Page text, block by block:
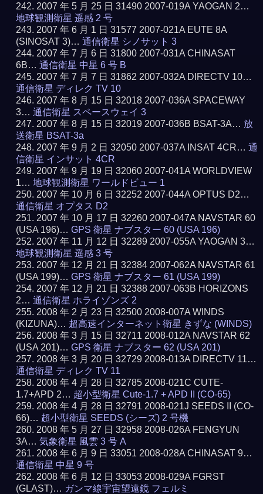
2007 年 5 月 25 日 31490 2007-019A YAOGAN 2…
地球観測衛星 遥感 2 号
2007 年 6 月 1 日 31577 2007-021A EUTE 8A
(SINOSAT 3)…通信衛星 シノサット 3
2007 年 7 月 6 日 31800 2007-031A CHINASAT
6B…通信衛星 中星 6 号 B
2007 年 7 月 7 日 31862 2007-032A DIRECTV 10…
通信衛星 ディレク TV 10
2007 年 8 月 15 日 32018 2007-036A SPACEWAY
3…通信衛星 スペースウェイ 3
2007 年 8 月 15 日 32019 2007-036B BSAT-3A… 放
送衛星 BSAT-3a
2007 年 9 月 2 日 32050 2007-037A INSAT 4CR…通
信衛星 インサット 4CR
2007 年 9 月 19 日 32060 2007-041A WORLDVIEW
1…地球観測衛星 ワールドビュー 1
2007 年 10 月 6 日 32252 2007-044A OPTUS D2…
通信衛星 オプタス D2
2007 年 10 月 17 日 32260 2007-047A NAVSTAR 60
(USA 196)…GPS 衛星 ナブスター 60 (USA 196)
2007 年 11 月 12 日 32289 2007-055A YAOGAN 3…
地球観測衛星 遥感 3 号
2007 年 12 月 21 日 32384 2007-062A NAVSTAR 61
(USA 199)…GPS 衛星 ナブスター 61 (USA 199)
2007 年 12 月 21 日 32388 2007-063B HORIZONS
2…通信衛星 ホライゾンズ 2
2008 年 2 月 23 日 32500 2008-007A WINDS
(KIZUNA)… 超高速インターネット衛星 きずな (WINDS)
2008 年 3 月 15 日 32711 2008-012A NAVSTAR 62
(USA 201)…GPS 衛星 ナブスター 62 (USA 201)
2008 年 3 月 20 日 32729 2008-013A DIRECTV 11…
通信衛星 ディレク TV 11
2008 年 4 月 28 日 32785 2008-021C CUTE-
1.7+APD 2… 超小型衛星 Cute-1.7 + APD II (CO-65)
2008 年 4 月 28 日 32791 2008-021J SEEDS II (CO-
66)… 超小型衛星 SEEDS (シーズ) 2 号機
2008 年 5 月 27 日 32958 2008-026A FENGYUN
3A…気象衛星 風雲 3 号 A
2008 年 6 月 9 日 33051 2008-028A CHINASAT 9…
通信衛星 中星 9 号
2008 年 6 月 12 日 33053 2008-029A FGRST
(GLAST)… ガンマ線宇宙望遠鏡 フェルミ